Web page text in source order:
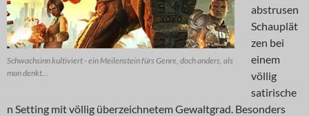
Schwachsinn kultiviert - ein Meilenstein fürs Genre, doch anders, als
man denkt...
abstrusen
Schauplät
zen bei
einem
völlig
satirische
n Setting mit völlig überzeichnetem Gewaltgrad. Besonders